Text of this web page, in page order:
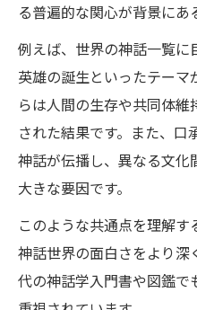
る普遍的な関心が背景にあ
例えば、世界の神話一覧に
英雄の誕生といったテー
らは人間の生存や共同体
された結果です。また、口
神話が伝播し、異なる文化
大きな要因です。
このような共通点を理解
神話世界の面白さをより深
代の神話学入門書や図鑑